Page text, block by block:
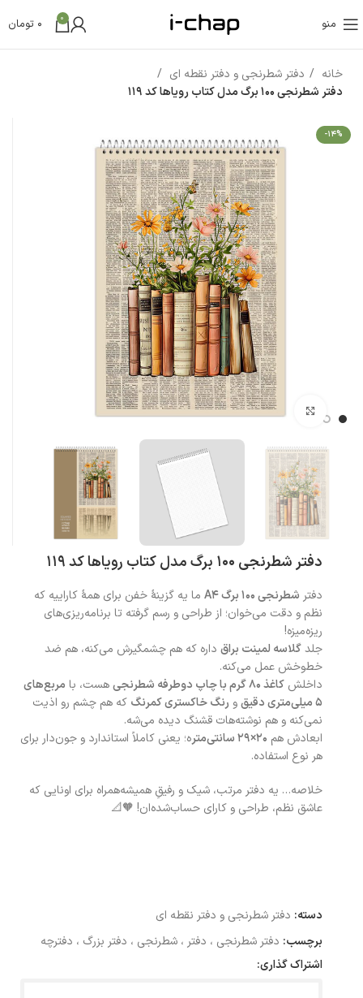
منو 0
0 تومان
خانه
دفتر شطرنجی و دفتر نقطه ای
دفتر شطرنجی 100 برگ مدل کتاب رویاها کد 119
-14%
بزرگنمایی تصویر
دفتر شطرنجی 100 برگ مدل کتاب رویاها کد 119
دفتر شطرنجی 100 برگ A4
ما یه گزینهٔ خفن برای همهٔ کاراییه که
نظم و دقت می‌خوان؛ از طراحی و رسم گرفته تا برنامه‌ریزی‌های
ریزه‌میزه!
جلدگلاسه لمینت براق داره که هم چشمگیرش می‌کنه، هم ضد
خط‌وخش عمل می‌کنه.
داخلش کاغذ ۸۰ گرم با چاپ دوطرفه شطرنجی هست، با مربع‌های
۵ میلی‌متری دقیق
و رنگ خاکستری کمرنگ که هم چشم رو اذیت
نمی‌کنه و هم نوشته‌هات قشنگ دیده می‌شه.
ابعادش هم ۲۰×۲۹ سانتی‌متر
ه؛ یعنی کاملاً استاندارد و جون‌دار برای
هر نوع استفاده.
خلاصه… یه دفتر مرتب، شیک و رفیقِ همیشه‌همراه برای اونایی که
عاشق نظم، طراحی و کارای حساب‌شده‌ان! 🧡📐
دسته: دفتر شطرنجی و دفتر نقطه ای
برچسب: دفتر شطرنجی ، دفتر ، شطرنجی ، دفتر بزرگ ، دفترچه
اشتراک گذاری: